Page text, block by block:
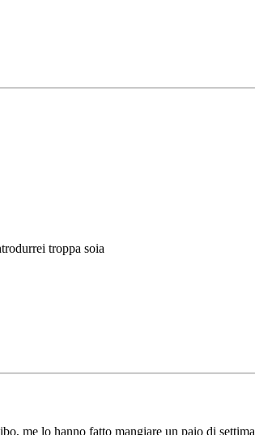
troppa soia
me lo hanno fatto mangiare un paio di